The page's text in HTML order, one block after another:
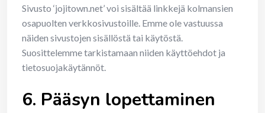
Sivusto ‘jojitown.net’ voi sisältää linkkejä kolmansien
osapuolten verkkosivustoille. Emme ole vastuussa
näiden sivustojen sisällöstä tai käytöstä.
Suosittelemme tarkistamaan niiden käyttöehdot ja
tietosuojakäytännöt.
6. Pääsyn lopettaminen